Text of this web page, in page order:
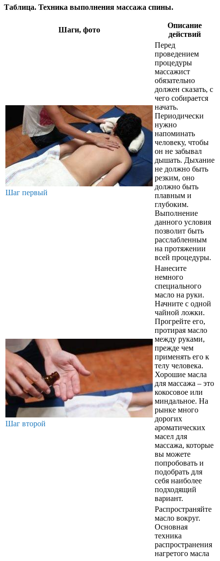
Таблица. Техника выполнения массажа спины.
Шаги, фото
Описание
действий
Шаг первый
Перед
проведением
процедуры
массажист
обязательно
должен сказать, с
чего собирается
начать.
Периодически
нужно
напоминать
человеку, чтобы
он не забывал
дышать. Дыхание
не должно быть
резким, оно
должно быть
плавным и
глубоким.
Выполнение
данного условия
позволит быть
расслабленным
на протяжении
всей процедуры.
Шаг второй
Нанесите
немного
специального
масло на руки.
Начните с одной
чайной ложки.
Прогрейте его,
протирая масло
между руками,
прежде чем
применять его к
телу человека.
Хорошие масла
для массажа – это
кокосовое или
миндальное. На
рынке много
дорогих
ароматических
масел для
массажа, которые
вы можете
попробовать и
подобрать для
себя наиболее
подходящий
вариант.
Распространяйте
масло вокруг.
Основная
техника
распространения
нагретого масла